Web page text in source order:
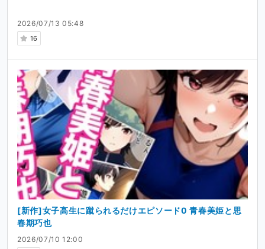
2026/07/13 05:48
16
2026/07/10 12:00
[新作]女子高生に蹴られるだけエピソード0 青春美姫と思
春期巧也